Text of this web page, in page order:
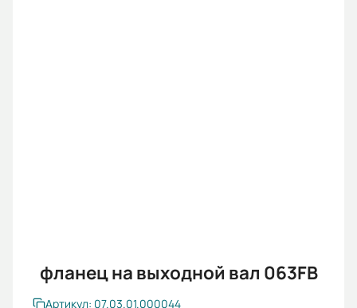
фланец на выходной вал 063FB
Артикул: 07.03.01.000044